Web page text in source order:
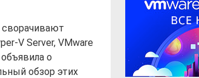
сворачивают
V Server, VMware
о
обзор этих